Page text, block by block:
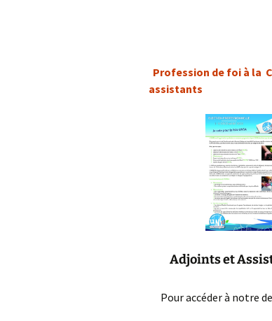
Profession de foi à la
assistants
Adjoints et
Pour accéder à notre